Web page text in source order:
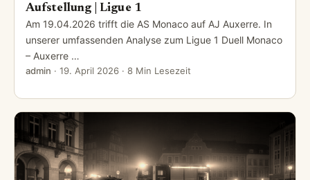
Aufstellung | Ligue 1
Am 19.04.2026 trifft die AS Monaco auf AJ Auxerre. In
unserer umfassenden Analyse zum Ligue 1 Duell Monaco
– Auxerre …
admin · 19. April 2026 · 8 Min Lesezeit